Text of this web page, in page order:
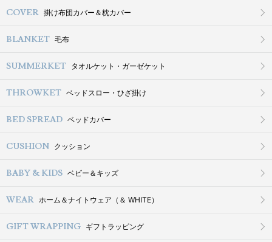
COVER 掛け布団カバー＆枕カバー
BLANKET 毛布
SUMMERKET タオルケット・ガーゼケット
THROWKET ベッドスロー・ひざ掛け
BED SPREAD ベッドカバー
CUSHION クッション
BABY & KIDS ベビー＆キッズ
WEAR ホーム＆ナイトウェア（＆ WHITE）
GIFT WRAPPING ギフトラッピング